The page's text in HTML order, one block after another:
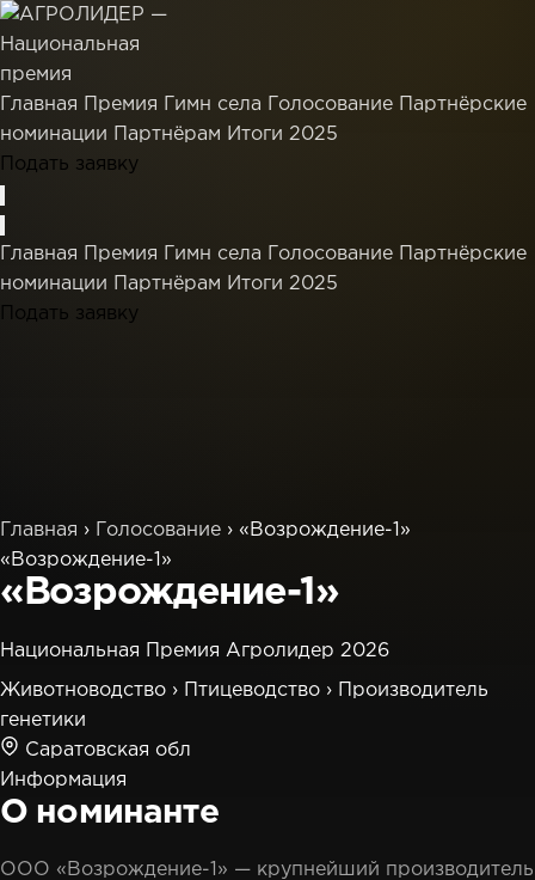
Главная Премия Гимн села Голосование
Партнёрские
номинации
Партнёрам Итоги 2025
Подать заявку
Главная Премия Гимн села Голосование
Партнёрские
номинации
Партнёрам Итоги 2025
Подать заявку
Главная › Голосование › «Возрождение-1»
«Возрождение-1»
«Возрождение-1»
Национальная Премия Агролидер 2026
Животноводство › Птицеводство ›
Производитель
генетики
Саратовская обл
Информация
О номинанте
ООО «Возрождение-1» — крупнейший производитель